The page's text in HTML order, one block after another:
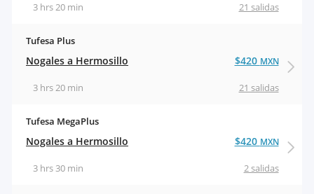
21 salidas
3 hrs 20 min
Tufesa Plus
Nogales a Hermosillo
21 salidas
3 hrs 20 min
$420 MXN
Tufesa MegaPlus
Nogales a Hermosillo
2 salidas
3 hrs 30 min
$420 MXN